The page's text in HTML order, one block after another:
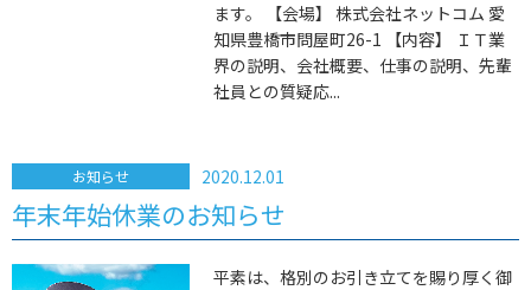
ます。 【会場】 株式会社ネットコム 愛
知県豊橋市問屋町26-1 【内容】 ＩＴ業
界の説明、会社概要、仕事の説明、先輩
社員との質疑応...
年末年始休業のお知らせ
お知らせ 2020.12.01
平素は、格別のお引き立てを賜り厚く御